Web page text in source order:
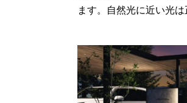
ます。自然光に近い光